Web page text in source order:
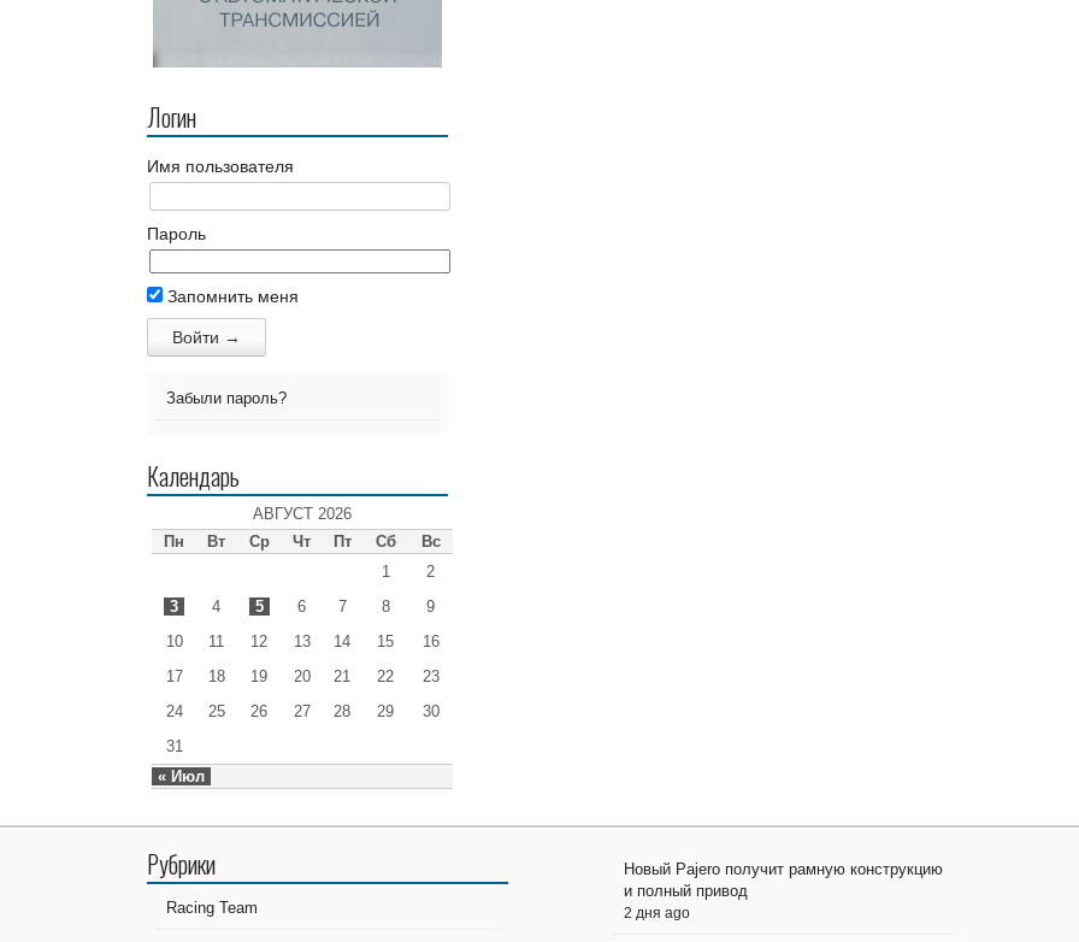
Логин
Имя пользователя
Пароль
Запомнить меня
Забыли пароль?
Календарь
АВГУСТ 2026
Пн
Вт Ср Чт Пт Сб Вс
« Июл
1
2
3
4 5 6 7 8
9
10
11 12 13 14 15
16
17
18 19 20 21 22
23
24
25 26 27 28 29
30
31
Рубрики
Racing Team
Новый Pajero получит рамную конструкцию
и полный привод
2 дня ago